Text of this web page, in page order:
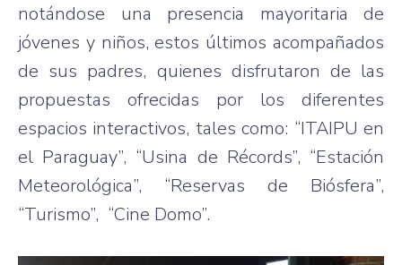
notándose una presencia mayoritaria de
jóvenes y niños, estos últimos acompañados
de sus padres, quienes disfrutaron de las
propuestas ofrecidas por los diferentes
espacios interactivos, tales como: “ITAIPU en
el Paraguay”, “Usina de Récords”, “Estación
Meteorológica”, “Reservas de Biósfera”,
“Turismo”, “Cine Domo”.